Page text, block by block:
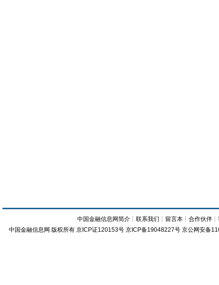
中国金融信息网简介 ┊联系我们 ┊ 留言本 ┊合作伙伴 ┊
中国金融信息网 版权所有 京ICP证120153号 京ICP备19048227号 京公网安备